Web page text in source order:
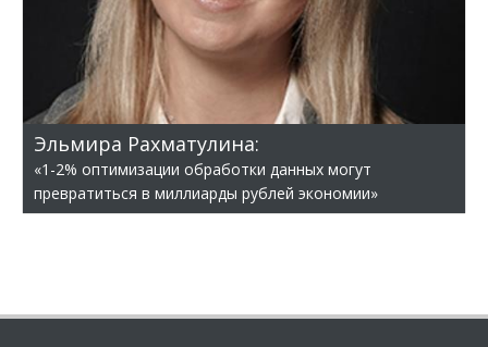
Эльмира Рахматулина:
«1-2% оптимизации обработки данных могут
превратиться в миллиарды рублей экономии»